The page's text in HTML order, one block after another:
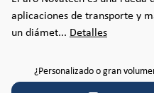
aplicaciones de transporte y
un diámet... Detalles
¿Personalizado o gran